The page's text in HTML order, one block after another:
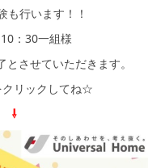
も行います！！
：30一組様
させていただきます。
クリックしてね☆
⇩